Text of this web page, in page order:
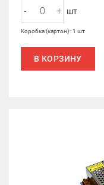
- + шт
Коробка (картон) : 1 шт
В КОРЗИНУ